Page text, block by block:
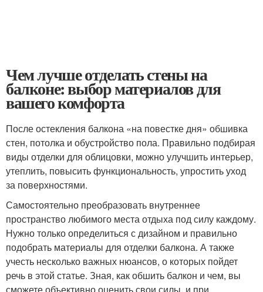
Чем лучше отделать стены на
балконе: выбор материалов для
вашего комфорта
После остекления балкона «на повестке дня» обшивка
стен, потолка и обустройство пола. Правильно подбирая
виды отделки для облицовки, можно улучшить интерьер,
утеплить, повысить функциональность, упростить уход
за поверхностями.
Самостоятельно преобразовать внутреннее
пространство любимого места отдыха под силу каждому.
Нужно только определиться с дизайном и правильно
подобрать материалы для отделки балкона. А также
учесть несколько важных нюансов, о которых пойдет
речь в этой статье. Зная, как обшить балкон и чем, вы